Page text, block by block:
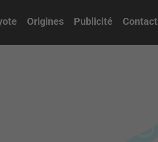
Origines Publicité Contact